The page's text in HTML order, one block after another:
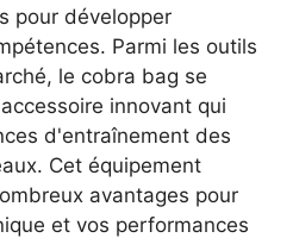
pour développer
Parmi les outils
le cobra bag se
innovant qui
d'entraînement des
Cet équipement
avantages pour
et vos performances